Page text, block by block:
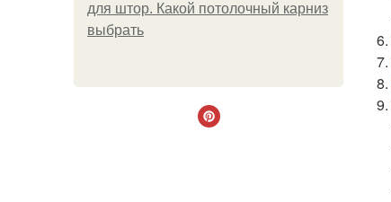
для штор. Какой потолочный карниз
выбрать